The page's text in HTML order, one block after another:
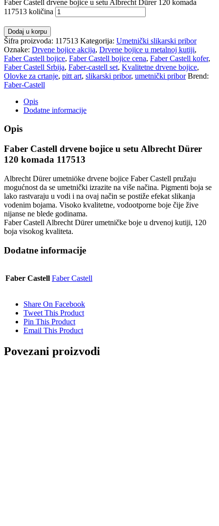
Faber Castell drvene bojice u setu Albrecht Dürer 120 komada
117513 količina
Dodaj u korpu
Šifra proizvoda: 117513 Kategorija: Umetnički slikarski pribor
Oznake: Drvene bojice akcija, Drvene bojice u metalnoj kutiji,
Faber Castell bojice, Faber Castell bojice cena, Faber Castell kofer,
Faber Castell Srbija, Faber-castell set, Kvalitetne drvene bojice,
Olovke za crtanje, pitt art, slikarski pribor, umetnički pribor Brend:
Faber-Castell
Opis
Dodatne informacije
Opis
Faber Castell drvene bojice u setu Albrecht Dürer
120 komada 117513
Albrecht Dürer umetniöke drvene bojice Faber Castell pružaju
mogućnost da se umetnički izrazite na više načina. Pigmenti boja se
lako rastvaraju u vodi i na ovaj način se postiže efekat slikanja
vodenim bojama. Visoko kvalitetne, vodootporne boje čije žive
nijanse ne blede godinama.
Faber Castell Albrecht Dürer umetničke boje u drvenoj kutiji, 120
boja visokog kvaliteta.
Dodatne informacije
Faber Castell Faber Castell
Share On Facebook
Tweet This Product
Pin This Product
Email This Product
Povezani proizvodi